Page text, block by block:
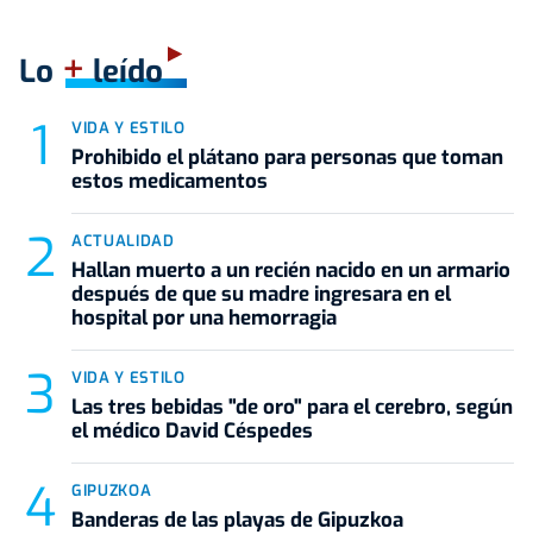
Lo +leído
VIDA Y ESTILO
Prohibido el plátano para personas que toman
estos medicamentos
ACTUALIDAD
Hallan muerto a un recién nacido en un armario
después de que su madre ingresara en el
hospital por una hemorragia
VIDA Y ESTILO
Las tres bebidas "de oro" para el cerebro, según
el médico David Céspedes
GIPUZKOA
Banderas de las playas de Gipuzkoa